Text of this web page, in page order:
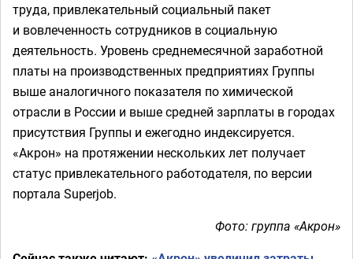
труда, привлекательный социальный пакет
и вовлеченность сотрудников в социальную
деятельность. Уровень среднемесячной заработной
платы на производственных предприятиях Группы
выше аналогичного показателя по химической
отрасли в России и выше средней зарплаты в городах
присутствия Группы и ежегодно индексируется.
«Акрон» на протяжении нескольких лет получает
статус привлекательного работодателя, по версии
портала Superjob.
Фото: группа «Акрон»